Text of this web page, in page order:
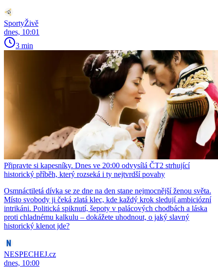
SportyŽivě
dnes, 10:01
3 min
Připravte si kapesníky. Dnes ve 20:00 odvysílá ČT2 strhující
historický příběh, který rozseká i ty nejtvrdší povahy
Osmnáctiletá dívka se ze dne na den stane nejmocnější ženou světa.
Místo svobody ji čeká zlatá klec, kde každý krok sledují ambiciózní
intrikáni. Politická spiknutí, šepoty v palácových chodbách a láska
proti chladnému kalkulu – dokážete uhodnout, o jaký slavný
historický klenot jde?
NESPECHEJ.cz
dnes, 10:00